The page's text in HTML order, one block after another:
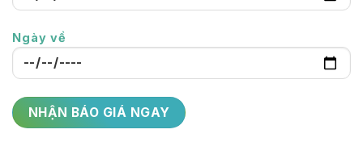
Ngày về